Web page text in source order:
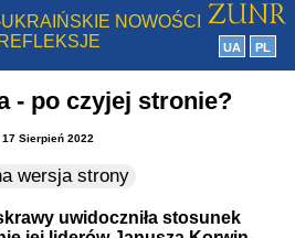
NOWOŚCI
REFLEKSJE
UA PL
- po czyjej stronie?
17 Sierpień 2022
wersja strony
uwidoczniła stosunek